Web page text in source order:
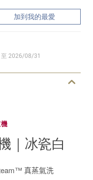
加到我的最愛
至 2026/08/31
｜冰瓷白
真蒸氣洗